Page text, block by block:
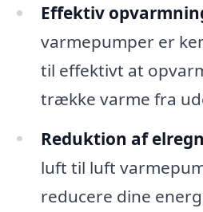
Effektiv
varmepumper er
til effektivt at
trække varme fra
Reduktion af
luft til luft
reducere dine